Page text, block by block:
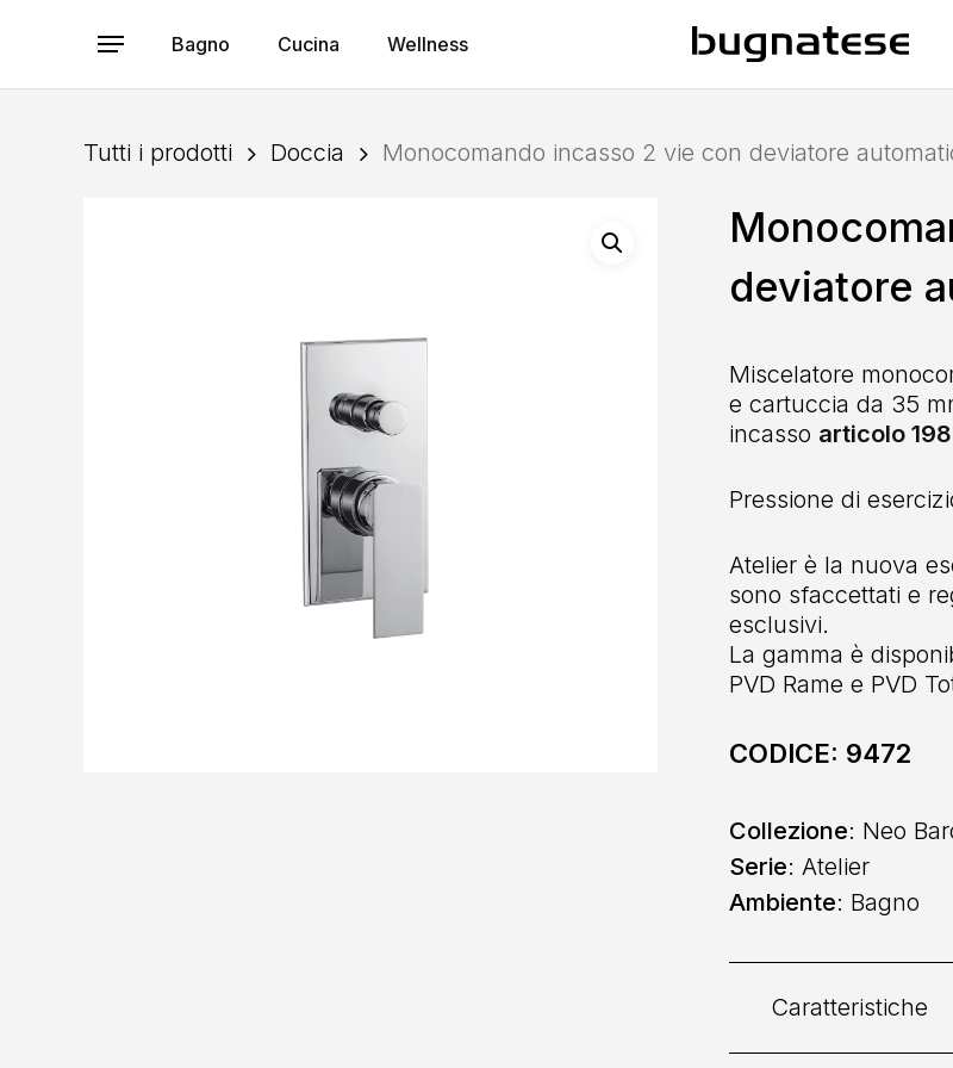
Menu Bagno Cucina Wellness
Tutti i prodotti Doccia Monocomando incasso 2 vie con deviatore
deviatore
Miscelatore
e cartuccia da 35
incasso articolo
Pressione di
Atelier è la nuova
sono sfaccettati e
esclusivi.
La gamma è
PVD Rame e PVD
CODICE: 9472
Collezione: Neo
Serie: Atelier
Ambiente: Bagno
Caratteristiche